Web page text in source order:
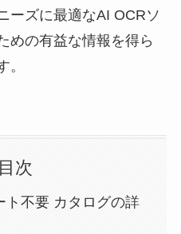
ーズに最適なAI OCRソ
めの有益な情報を得ら
。
目次
ト不要 カタログの詳